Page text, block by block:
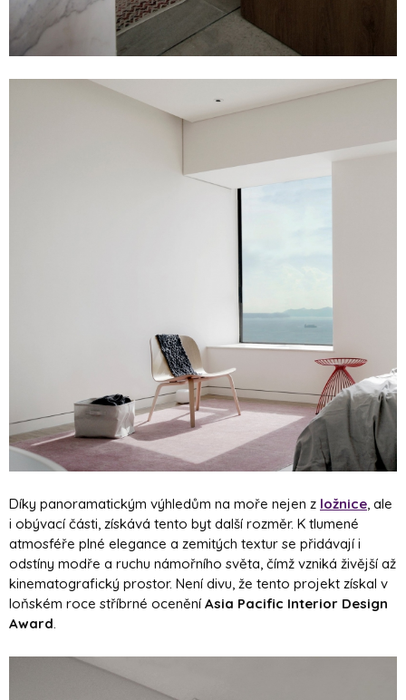
Díky panoramatickým výhledům na moře nejen z ložnice, ale
i obývací části, získává tento byt další rozměr. K tlumené
atmosféře plné elegance a zemitých textur se přidávají i
odstíny modře a ruchu námořního světa, čímž vzniká živější až
kinematografický prostor. Není divu, že tento projekt získal v
loňském roce stříbrné ocenění Asia Pacific Interior Design
Award.